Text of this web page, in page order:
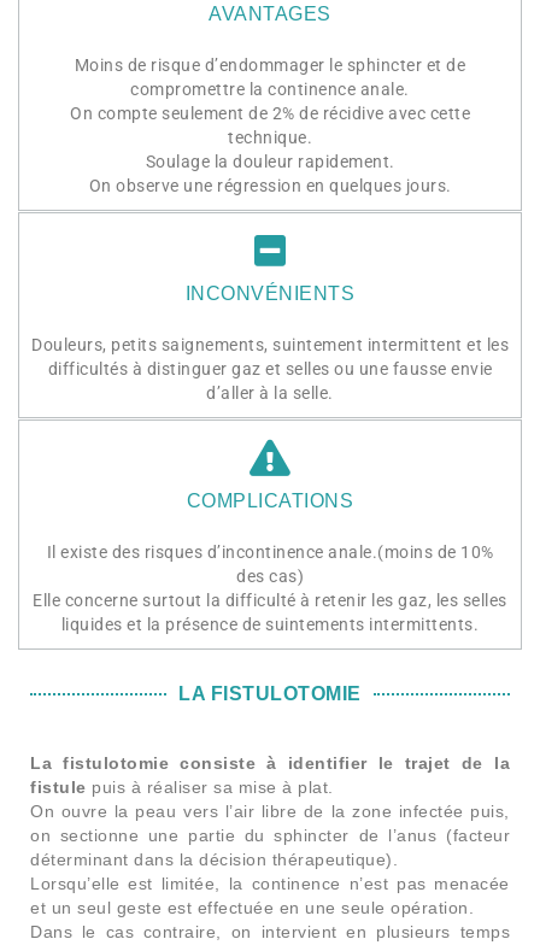
AVANTAGES
Moins de risque d’endommager le sphincter et de
compromettre la continence anale.
On compte seulement de 2% de récidive avec cette
technique.
Soulage la douleur rapidement.
On observe une régression en quelques jours.
INCONVÉNIENTS
Douleurs, petits saignements, suintement intermittent et les
difficultés à distinguer gaz et selles ou une fausse envie
d’aller à la selle.
COMPLICATIONS
Il existe des risques d’incontinence anale.(moins de 10%
des cas)
Elle concerne surtout la difficulté à retenir les gaz, les selles
liquides et la présence de suintements intermittents.
LA FISTULOTOMIE
La fistulotomie consiste à identifier le trajet de la
fistule puis à réaliser sa mise à plat.
On ouvre la peau vers l’air libre de la zone infectée puis,
on sectionne une partie du sphincter de l’anus (facteur
déterminant dans la décision thérapeutique).
Lorsqu’elle est limitée, la continence n’est pas menacée
et un seul geste est effectuée en une seule opération.
Dans le cas contraire, on intervient en plusieurs temps